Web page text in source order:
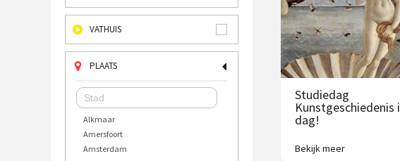
VATHUIS
PLAATS
Alkmaar
Amersfoort
Amsterdam
Studiedag
Kunstgeschiedenis
dag!
Uitdagende expeditie
Bekijk meer